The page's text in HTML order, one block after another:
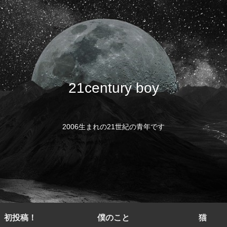
21century boy
2006生まれの21世紀の青年です
初投稿！ 僕のこと 猫